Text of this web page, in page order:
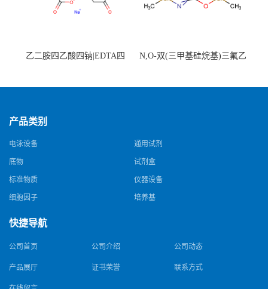
乙二胺四乙酸四钠|EDTA四
N,O-双(三甲基硅烷基)三氟乙
产品类别
电泳设备 通用试剂
底物 试剂盒
标准物质 仪器设备
细胞因子 培养基
快捷导航
公司首页 公司介绍 公司动态
产品展厅 证书荣誉 联系方式